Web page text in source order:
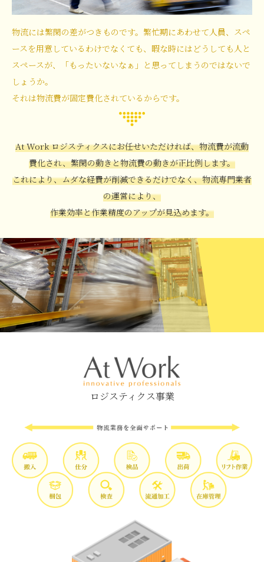
物流には繁閑の差がつきものです。繁忙期にあわせて人員、スペ
ースを用意しているわけでなくても、暇な時にはどうしても人と
スペースが、「もったいないなぁ」と思ってしまうのではないで
しょうか。
それは物流費が固定費化されているからです。
At Work ロジスティクスにお任せいただければ、物流費が流動
費化され、繁閑の動きと物流費の動きが正比例します。
これにより、ムダな経費が削減できるだけでなく、物流専門業者
の運営により、
作業効率と作業精度のアップが見込めます。
ロジスティクス事業